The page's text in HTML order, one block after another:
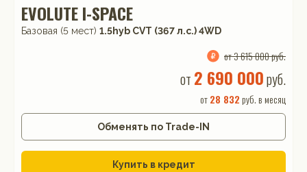
EVOLUTE I-SPACE
Базовая (5 мест) 1.5hyb CVT (367 л.с.) 4WD
от 3 615 000 руб.
от 2 690 000руб.
от28 832 руб. в месяц
Обменять по Trade-IN
Купить в кредит